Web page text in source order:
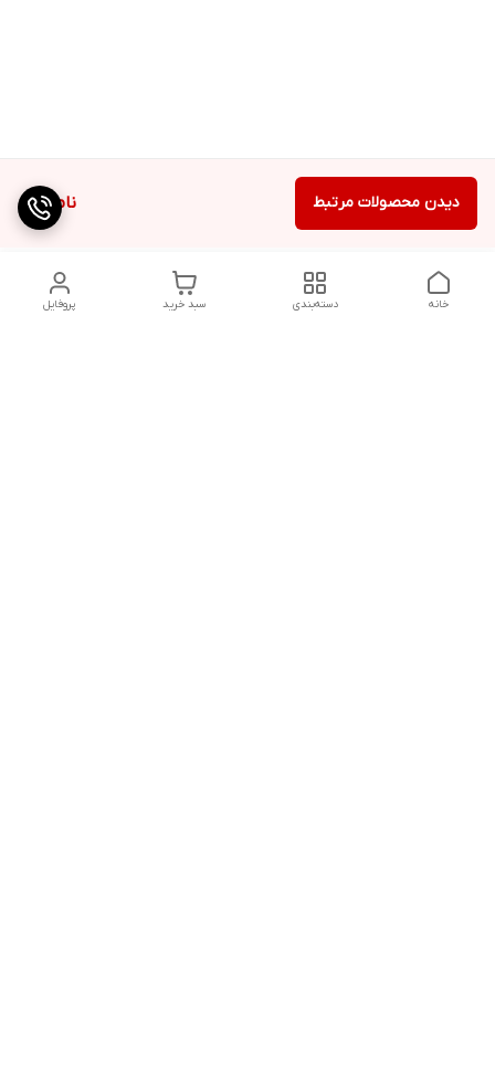
ناموجود دیدن محصولات مرتبط
پروفایل سبد خرید دسته‌بندی خانه